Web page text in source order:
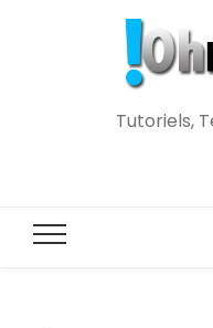
Tutoriels,